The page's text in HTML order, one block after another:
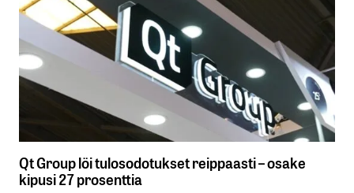
Qt Group löi tulosodotukset reippaasti – osake
kipusi 27 prosenttia